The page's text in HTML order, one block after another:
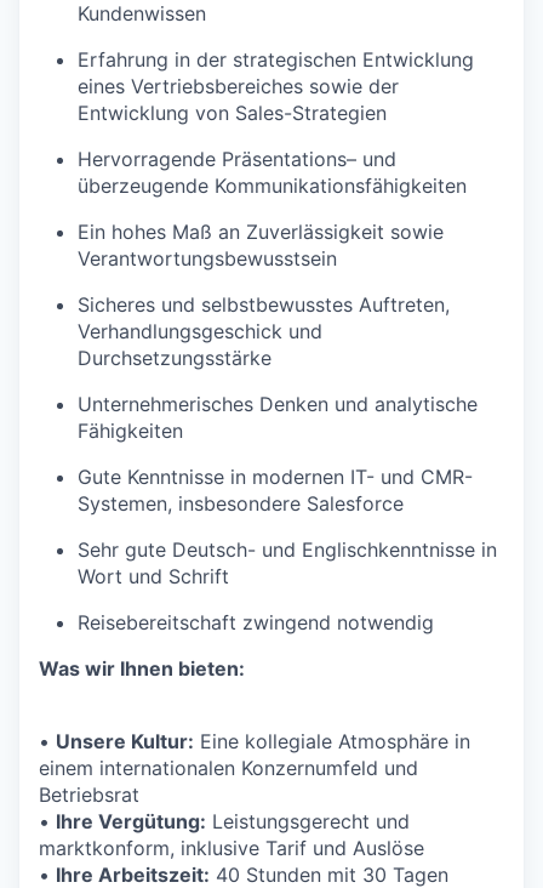
Kundenwissen
Erfahrung in der strategischen Entwicklung
eines Vertriebsbereiches sowie der
Entwicklung von Sales-Strategien
Hervorragende Präsentations– und
überzeugende Kommunikationsfähigkeiten
Ein hohes Maß an Zuverlässigkeit sowie
Verantwortungsbewusstsein
Sicheres und selbstbewusstes Auftreten,
Verhandlungsgeschick und
Durchsetzungsstärke
Unternehmerisches Denken und analytische
Fähigkeiten
Gute Kenntnisse in modernen IT- und CMR-
Systemen, insbesondere Salesforce
Sehr gute Deutsch- und Englischkenntnisse in
Wort und Schrift
Reisebereitschaft zwingend notwendig
Was wir Ihnen bieten:
• Unsere Kultur: Eine kollegiale Atmosphäre in
einem internationalen Konzernumfeld und
Betriebsrat
• Ihre Vergütung: Leistungsgerecht und
marktkonform, inklusive Tarif und Auslöse
• Ihre Arbeitszeit: 40 Stunden mit 30 Tagen